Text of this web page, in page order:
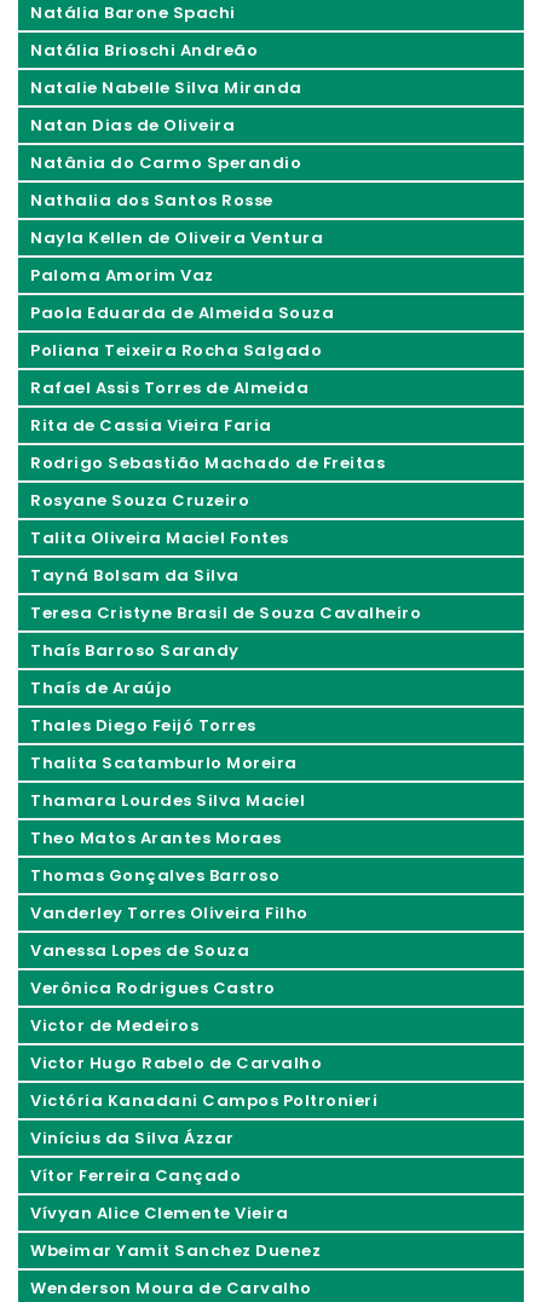
Natália Barone Spachi
Natália Brioschi Andreão
Natalie Nabelle Silva Miranda
Natan Dias de Oliveira
Natânia do Carmo Sperandio
Nathalia dos Santos Rosse
Nayla Kellen de Oliveira Ventura
Paloma Amorim Vaz
Paola Eduarda de Almeida Souza
Poliana Teixeira Rocha Salgado
Rafael Assis Torres de Almeida
Rita de Cassia Vieira Faria
Rodrigo Sebastião Machado de Freitas
Rosyane Souza Cruzeiro
Talita Oliveira Maciel Fontes
Tayná Bolsam da Silva
Teresa Cristyne Brasil de Souza Cavalheiro
Thaís Barroso Sarandy
Thaís de Araújo
Thales Diego Feijó Torres
Thalita Scatamburlo Moreira
Thamara Lourdes Silva Maciel
Theo Matos Arantes Moraes
Thomas Gonçalves Barroso
Vanderley Torres Oliveira Filho
Vanessa Lopes de Souza
Verônica Rodrigues Castro
Victor de Medeiros
Victor Hugo Rabelo de Carvalho
Victória Kanadani Campos Poltronieri
Vinícius da Silva Ázzar
Vítor Ferreira Cançado
Vívyan Alice Clemente Vieira
Wbeimar Yamit Sanchez Duenez
Wenderson Moura de Carvalho